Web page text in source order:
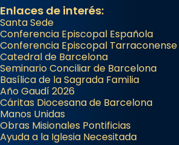
Regnes castellans i més tard
Espanya.
El seu sepulcre a Compostela
...Ver más
Foto
View on Facebook Share
Enlaces de interés:
Santa Sede
Conferencia Episcopal Española
Conferencia Episcopal Tarraconense
Catedral de Barcelona
Seminario Conciliar de Barcelona
Basílica de la Sagrada Familia
Año Gaudí 2026
Cáritas Diocesana de Barcelona
Manos Unidas
Obras Misionales Pontificias
Ayuda a la Iglesia Necesitada